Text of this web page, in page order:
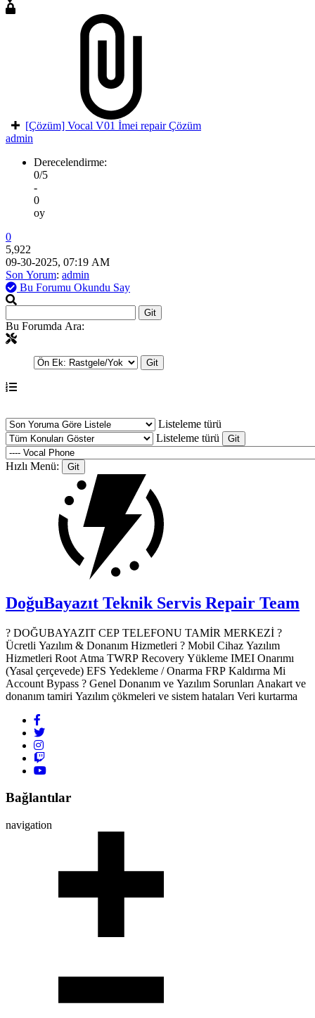
[Çözüm] Vocal V01 İmei repair Çözüm
admin
Derecelendirme:
0/5
-
0
oy
0
5,922
09-30-2025, 07:19 AM
Son Yorum: admin
Bu Forumu Okundu Say
Bu Forumda Ara:
Listeleme türü
Listeleme türü
Hızlı Menü:
DoğuBayazıt Teknik Servis Repair Team
? DOĞUBAYAZIT CEP TELEFONU TAMİR MERKEZİ ?️
Ücretli Yazılım & Donanım Hizmetleri ? Mobil Cihaz Yazılım
Hizmetleri Root Atma TWRP Recovery Yükleme IMEI Onarımı
(Yasal çerçevede) EFS Yedekleme / Onarma FRP Kaldırma Mi
Account Bypass ? Genel Donanım ve Yazılım Sorunları Anakart ve
donanım tamiri Yazılım çökmeleri ve sistem hataları Veri kurtarma
Bağlantılar
navigation